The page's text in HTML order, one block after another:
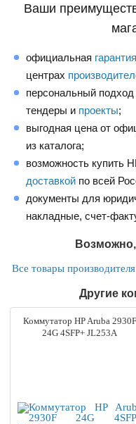
Ваши
официальная
центрах
персональный
тендеры и проекты;
выгодная цена от
из каталога;
возможность купить
доставкой по всей
документы для
накладные, счет-
Возможно,
Все товары производителя
Другие
Коммутатор HP Aruba 2930F
24G 4SFP+ JL253A